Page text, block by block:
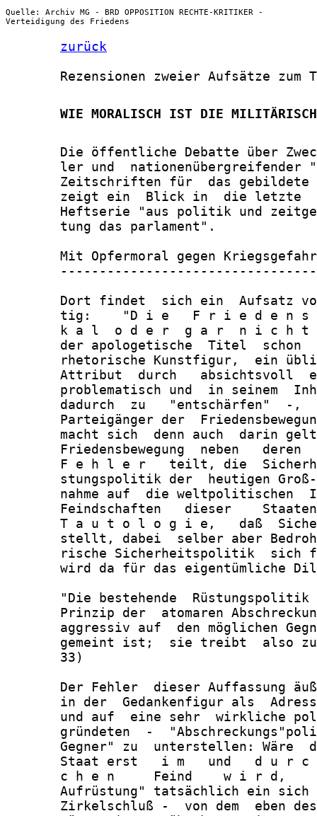
Quelle: Archiv MG - BRD OPPOSITION RECHTE-KRITIKER -
Verteidigung des Friedens
zurück
Rezensionen zweier Aufsätze zum
WIE MORALISCH IST DIE